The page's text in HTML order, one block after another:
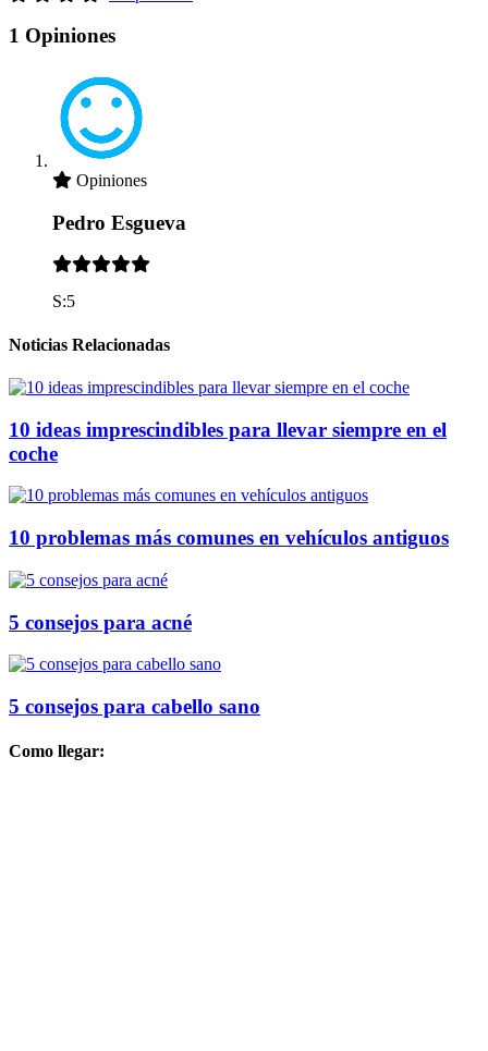
1 Opiniones
Opiniones
Pedro Esgueva
S:5
Noticias Relacionadas
10 ideas imprescindibles para llevar siempre en el
coche
10 problemas más comunes en vehículos antiguos
5 consejos para acné
5 consejos para cabello sano
Como llegar: